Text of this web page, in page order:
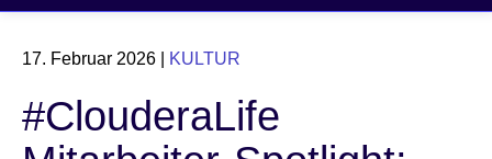
Themen
Business
Technisch
17. Februar 2026 KULTUR
#ClouderaLife